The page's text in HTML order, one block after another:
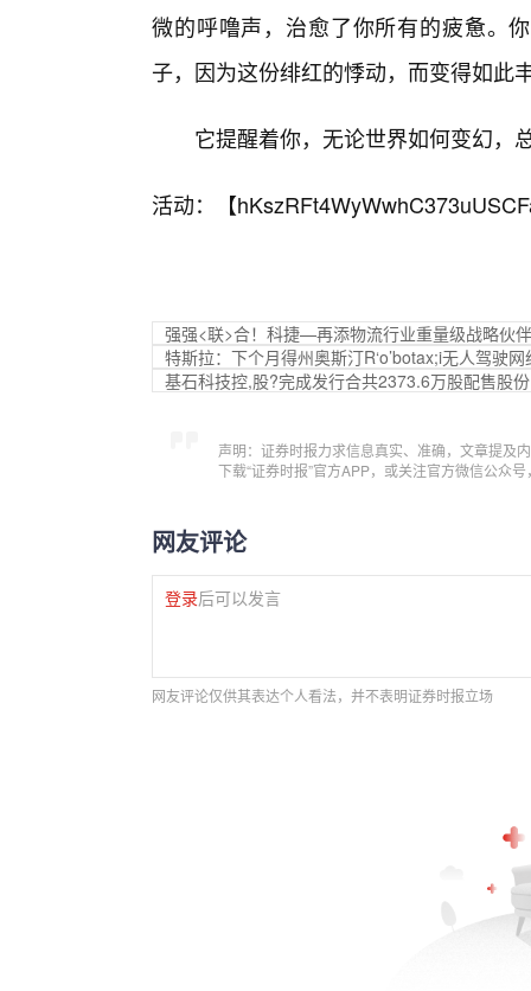
微的呼噜声，治愈了你所有的疲惫。
子，因为这份绯红的悸动，而变得如此
它提醒着你，无论世界如何变幻，
活动：【
强强<联>合！科捷—再添物流行业重量级战略伙伴
特斯拉：下个月得州奥斯汀R‘o’botax;i无人驾驶
基石科技控,股?完成发行合共2373.6万股配售股份
声明：证券时报力求信息真实、准确，文章提及
下载“证券时报”官方APP，或关注官方微信公众
网友评论
登录后可以发言
网友评论仅供其表达个人看法，并不表明证券时报立场